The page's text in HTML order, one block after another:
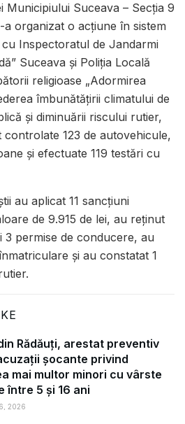
Municipiului Suceava – Secția 9
a organizat o acțiune în sistem
Inspectoratul de Jandarmi
Suceava și Poliția Locală
religioase „Adormirea
îmbunătățirii climatului de
și diminuării riscului rutier,
123 de autovehicule,
și efectuate 119 testări cu
au aplicat 11 sancțiuni
de 9.915 de lei, au reținut
3 permise de conducere, au
și au constatat 1
Rădăuți, arestat preventiv
șocante privind
mai multor minori cu vârste
între 5 și 16 ani
2026